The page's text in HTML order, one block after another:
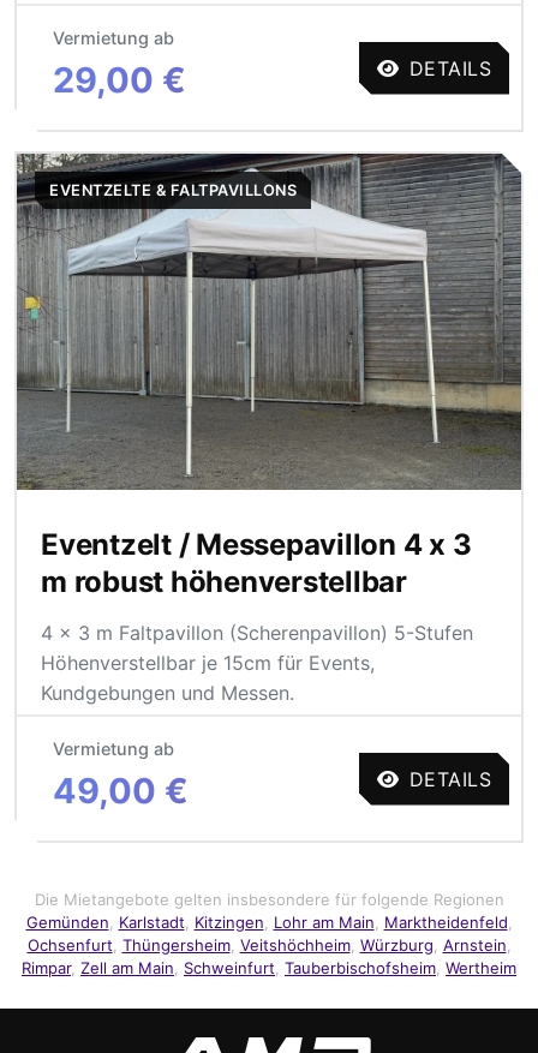
Vermietung ab
29,00 € DETAILS
EVENTZELTE & FALTPAVILLONS
Eventzelt / Messepavillon 4 x 3
m robust höhenverstellbar
4 x 3 m Faltpavillon (Scherenpavillon) 5-Stufen
Höhenverstellbar je 15cm für Events,
Kundgebungen und Messen.
Vermietung ab
49,00 € DETAILS
Die Mietangebote gelten insbesondere für folgende Regionen
Gemünden
Karlstadt Kitzingen Lohr am Main Marktheidenfeld
Ochsenfurt Thüngersheim, Veitshöchheim, Würzburg Arnstein
Rimpar, Zell am Main Schweinfurt Tauberbischofsheim Wertheim